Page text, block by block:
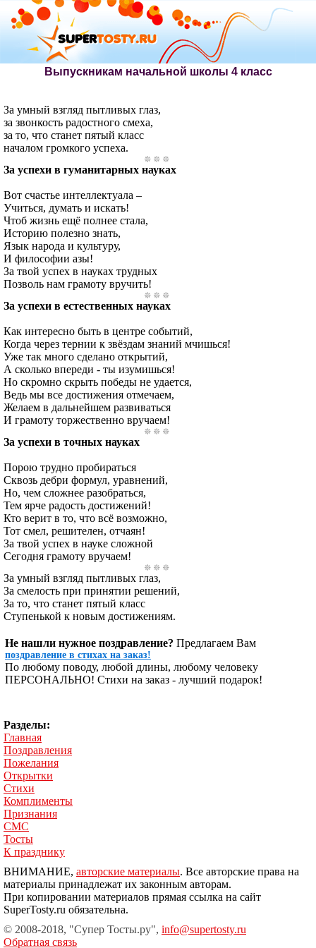
Выпускникам начальной школы 4 класс
За умный взгляд пытливых глаз,
за звонкость радостного смеха,
за то, что станет пятый класс
началом громкого успеха.
За успехи в гуманитарных науках
Вот счастье интеллектуала –
Учиться, думать и искать!
Чтоб жизнь ещё полнее стала,
Историю полезно знать,
Язык народа и культуру,
И философии азы!
За твой успех в науках трудных
Позволь нам грамоту вручить!
За успехи в естественных науках
Как интересно быть в центре событий,
Когда через тернии к звёздам знаний мчишься!
Уже так много сделано открытий,
А сколько впереди - ты изумишься!
Но скромно скрыть победы не удается,
Ведь мы все достижения отмечаем,
Желаем в дальнейшем развиваться
И грамоту торжественно вручаем!
За успехи в точных науках
Порою трудно пробираться
Сквозь дебри формул, уравнений,
Но, чем сложнее разобраться,
Тем ярче радость достижений!
Кто верит в то, что всё возможно,
Тот смел, решителен, отчаян!
За твой успех в науке сложной
Сегодня грамоту вручаем!
За умный взгляд пытливых глаз,
За смелость при принятии решений,
За то, что станет пятый класс
Ступенькой к новым достижениям.
Не нашли нужное поздравление? Предлагаем Вам
поздравление в стихах на заказ!
По любому поводу, любой длины, любому человеку
ПЕРСОНАЛЬНО! Стихи на заказ - лучший подарок!
Разделы:
Главная
Поздравления
Пожелания
Открытки
Стихи
Комплименты
Признания
СМС
Тосты
К празднику
ВНИМАНИЕ, авторские материалы. Все авторские права на
материалы принадлежат их законным авторам.
При копировании материалов прямая ссылка на сайт
SuperTosty.ru обязательна.
© 2008-2018, "Супер Тосты.ру", info@supertosty.ru
Обратная связь